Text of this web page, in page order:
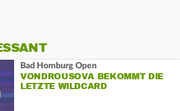
Bad Homburg Open
VONDROUSOVA BEKOMMT DIE
LETZTE WILDCARD